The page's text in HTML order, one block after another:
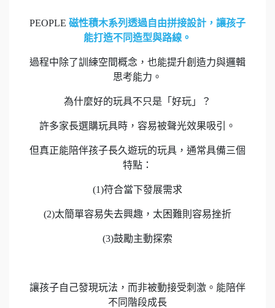
PEOPLE 磁性積木系列透過自由拼接設計，讓孩子
能打造不同造型與路線。
過程中除了訓練空間概念，也能提升創造力與邏輯
思考能力。
為什麼好的玩具不只是「好玩」？
許多家長選購玩具時，容易被聲光效果吸引。
但真正能陪伴孩子長久遊玩的玩具，通常具備三個
特點：
(1)符合當下發展需求
(2)太簡單容易失去興趣，太困難則容易挫折
(3)鼓勵主動探索
讓孩子自己發現玩法，而非被動接受刺激。能陪伴
不同階段成長